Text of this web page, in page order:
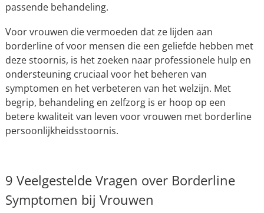
passende behandeling.
Voor vrouwen die vermoeden dat ze lijden aan
borderline of voor mensen die een geliefde hebben met
deze stoornis, is het zoeken naar professionele hulp en
ondersteuning cruciaal voor het beheren van
symptomen en het verbeteren van het welzijn. Met
begrip, behandeling en zelfzorg is er hoop op een
betere kwaliteit van leven voor vrouwen met borderline
persoonlijkheidsstoornis.
9 Veelgestelde Vragen over Borderline
Symptomen bij Vrouwen